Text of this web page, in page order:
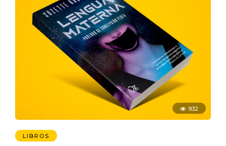
932
LIBROS